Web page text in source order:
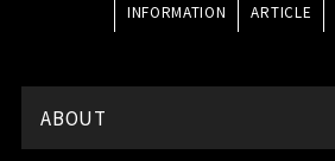
INFORMATION ARTICLE
ABOUT